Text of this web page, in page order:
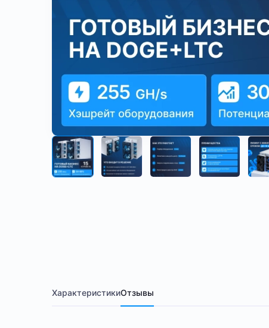
ХарактеристикиОтзывы